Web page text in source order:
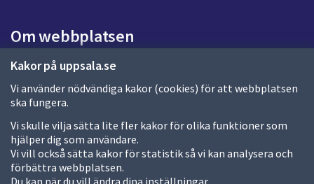
Kakor på uppsala.se
Vi använder nödvändiga kakor (cookies) för att webbplatsen
ska fungera.
Vi skulle vilja sätta lite fler kakor för olika funktioner som
hjälper dig som användare.
Vi vill också sätta kakor för statistik så vi kan analysera och
förbättra webbplatsen.
Du kan när du vill ändra dina inställningar.
d
a
Om webbplatsen
Om webbplatsen
Allmänna handlingar och diarium
Behandling av personuppgifter
Kakor
Språk (other languages)